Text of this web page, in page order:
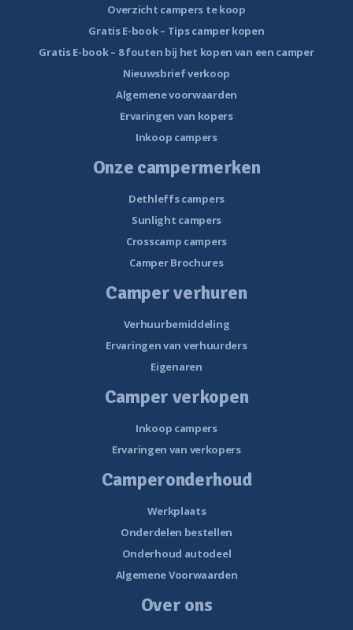
Overzicht campers te koop
Gratis E-book – Tips camper kopen
Gratis E-book – 8 fouten bij het kopen van een camper
Nieuwsbrief verkoop
Algemene voorwaarden
Ervaringen van kopers
Inkoop campers
Onze campermerken
Dethleffs campers
Sunlight campers
Crosscamp campers
Camper Brochures
Camper verhuren
Verhuurbemiddeling
Ervaringen van verhuurders
Eigenaren
Camper verkopen
Inkoop campers
Ervaringen van verkopers
Camperonderhoud
Werkplaats
Onderdelen bestellen
Onderhoud autodeel
Algemene Voorwaarden
Over ons